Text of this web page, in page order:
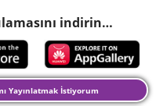
indirin…
Yayınlatmak İstiyorum